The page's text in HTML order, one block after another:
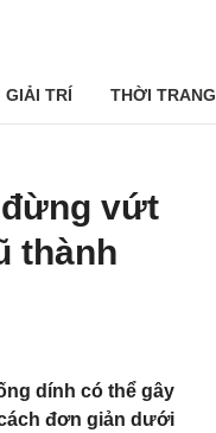
GIẢI TRÍ THỜI TRANG
đừng vứt
thành
dính có thể gây
đơn giản dưới